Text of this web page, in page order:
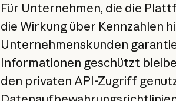
Für Unternehmen, die die
die Wirkung über Kennzahlen
Unternehmenskunden
Informationen geschützt
den privaten API-Zugriff